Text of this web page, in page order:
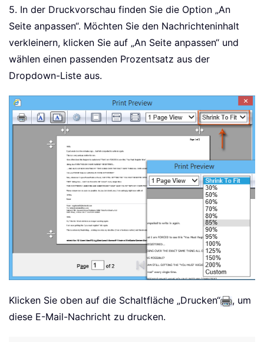
5. In der Druckvorschau finden Sie die Option „An
Seite anpassen“. Möchten Sie den Nachrichteninhalt
verkleinern, klicken Sie auf „An Seite anpassen“ und
wählen einen passenden Prozentsatz aus der
Dropdown-Liste aus.
Klicken Sie oben auf die Schaltfläche „Drucken“
, um
diese E-Mail-Nachricht zu drucken.